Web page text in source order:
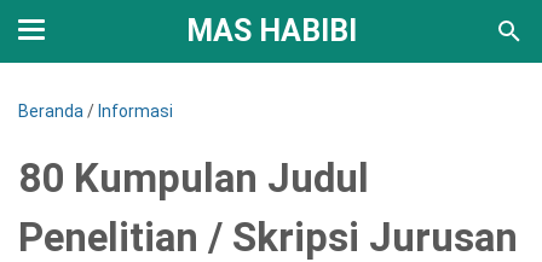
MAS HABIBI
Beranda / Informasi
80 Kumpulan Judul
Penelitian / Skripsi Jurusan